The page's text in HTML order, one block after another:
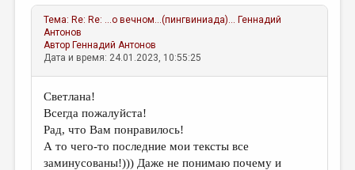
Тема:Re: Re: ...о вечном...(пингвиниада)...
Геннадий
Антонов
АвторГеннадий Антонов
Дата и время: 24.01.2023, 10:55:25
Светлана!
Всегда пожалуйста!
Рад, что Вам понравилось!
А то чего-то последние мои тексты все
заминусованы!))) Даже не понимаю почему и